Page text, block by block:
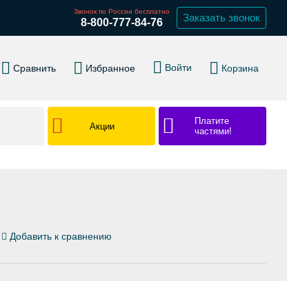
Звонок по России бесплатно
8-800-777-84-76 Заказать звонок
Сравнить Избранное Войти Корзина
Акции
Платите
частями!
Добавить к сравнению